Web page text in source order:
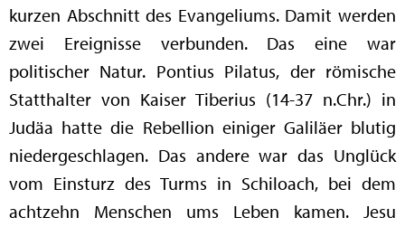
kurzen Abschnitt des Evangeliums. Damit werden
zwei Ereignisse verbunden. Das eine war
politischer Natur. Pontius Pilatus, der römische
Statthalter von Kaiser Tiberius (14-37 n.Chr.) in
Judäa hatte die Rebellion einiger Galiläer blutig
niedergeschlagen. Das andere war das Unglück
vom Einsturz des Turms in Schiloach, bei dem
achtzehn Menschen ums Leben kamen. Jesu